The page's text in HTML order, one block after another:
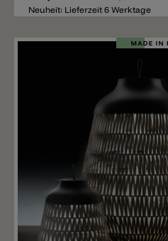
Neuheit: Lieferzeit 6 Werktage